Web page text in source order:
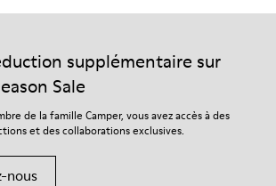
confectionnées à partir de matières haut
vos chaussures.
instructions détaillées sur l’entretien de
consultez notreguide d’entretien
supplémentaire sur
Sale
de la famille Camper, vous avez accès à des
et des collaborations exclusives.
nous